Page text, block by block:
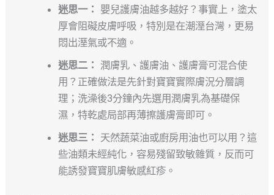
迷思一： 嬰兒護膚油越多越好？事實上，塗太
厚會阻礙皮膚呼吸，特別是在潮溼台灣，更易
悶出溼氣或不適。
迷思二： 潤膚乳、護膚油、護膚膏可混合使
用？正確做法是先針對寶寶實際膚況分層調
理；洗澡後3分鐘內先選用潤膚乳為基礎保
濕，特乾處局部再薄擦護膚膏即可。
迷思三： 天然蔬菜油或廚房用油也可以用？這
些油類未經純化，容易殘留致敏雜質，反而可
能誘發寶寶肌膚敏感紅疹。